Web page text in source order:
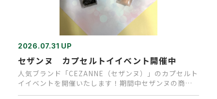
2026.07.31 UP
セザンヌ カプセルトイイベント開催中
人気ブランド「CEZANNE（セザンヌ）」のカプセルト
イイベントを開催いたします！期間中セザンヌの商品